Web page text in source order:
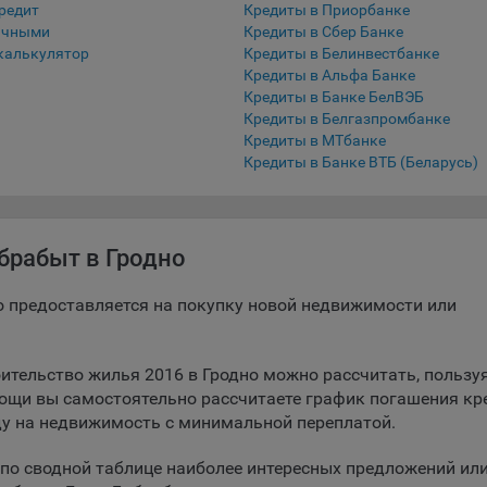
удобства пользователей сайтов;
качества функционирования сайтов, в том числе
аналитической информации в обобщенном виде для оценки и
либо входе в систему, или для оставления отзыва либо
работы сайтов и полноценного использования его
пользователя об их использовании — но в таком случае
сайта могут не работать).
файлы cookie, например, определяющие имя
функций сайтов, например, для хранения предпочтений
Кредиты в Приорбанке
Кредиты в Сбер Банке
Кредиты в Белинвестбанке
Кредиты в Альфа Банке
Кредиты в Банке БелВЭБ
Кредиты в Белгазпромбанке
Кредиты в МТбанке
Кредиты в Банке ВТБ (Беларусь)
в Гродно
на покупку новой недвижимости или
жилья 2016 в Гродно можно рассчитать,
вы самостоятельно рассчитаете график погашения
на недвижимость с минимальной переплатой.
сводной таблице наиболее интересных предложений или